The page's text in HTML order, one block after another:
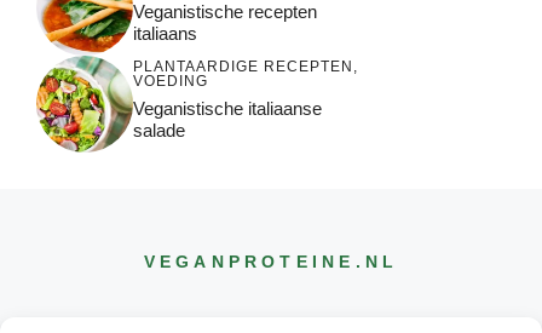
Veganistische recepten
italiaans
PLANTAARDIGE RECEPTEN ,
VOEDING
Veganistische italiaanse
salade
VEGANPROTEINE .NL